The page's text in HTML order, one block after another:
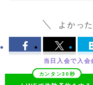
よかっ
当日入会で入